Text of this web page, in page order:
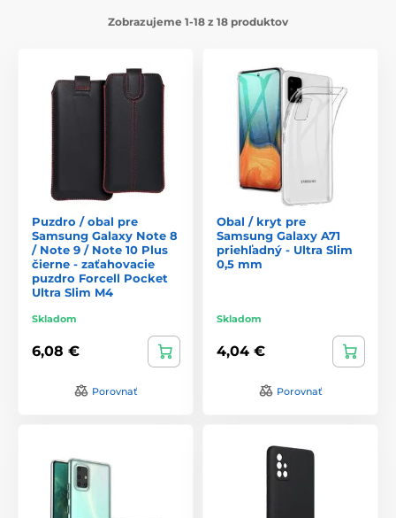
Zobrazujeme 1-18 z 18 produktov
Puzdro / obal pre
Samsung Galaxy Note 8
/ Note 9 / Note 10 Plus
čierne - zaťahovacie
puzdro Forcell Pocket
Ultra Slim M4
Skladom
6,08 €
Porovnať
Obal / kryt pre
Samsung Galaxy A71
priehľadný - Ultra Slim
0,5 mm
Skladom
4,04 €
Porovnať